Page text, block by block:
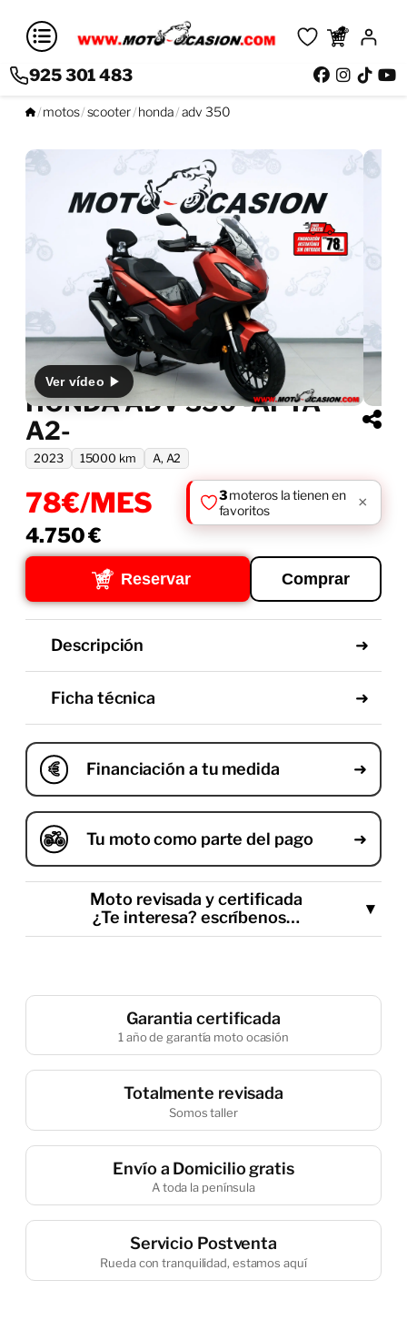
Saltar
contenido
925 301 483
/motos/scooter/honda/adv 350
Ver vídeo
HONDA ADV 350 -APTA
A2-
2023 15000 km A, A2
78€/MES
4.750€
Reservar Comprar
Descripción
Ficha técnica
Financiación a tu medida
Tu moto como parte del pago
Moto revisada y certificada
¿Te interesa? escríbenos…
Garantia certificada
1 año de garantía moto ocasión
Totalmente revisada
Somos taller
Envío a Domicilio gratis
A toda la península
Servicio Postventa
Rueda con tranquilidad, estamos aquí